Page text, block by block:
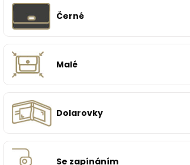
Černé
Malé
Dolarovky
Se zapínáním